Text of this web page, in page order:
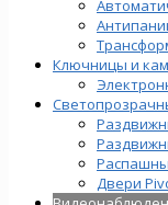
Ключницы и
Двери